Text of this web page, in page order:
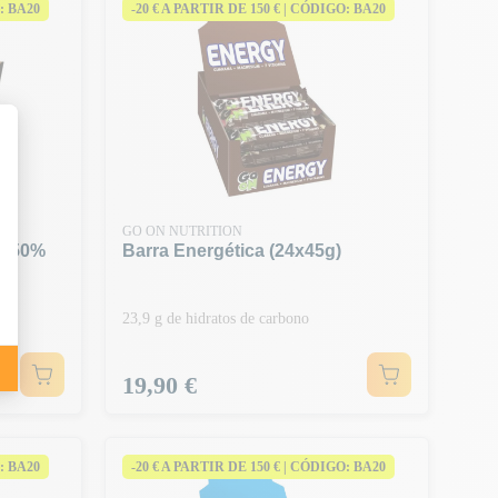
BA20
50%
-20 € A PARTIR DE 150 € | CÓDIGO: BA20
GO ON NUTRITION
Barra Energética (24x45g)
23,9 g de hidratos de carbono
Preço
19,90 €
BA20 -20 € A PARTIR DE 150 € | CÓDIGO: BA20